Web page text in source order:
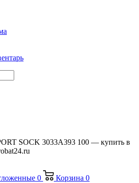
SOCK 3033A393 100 — купить в
0 Корзина 0